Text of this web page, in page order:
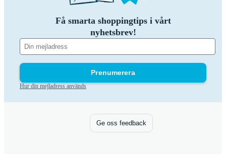
Få smarta shoppingtips i vårt
nyhetsbrev!
Prenumerera
Hur din mejladress används
Ge oss feedback